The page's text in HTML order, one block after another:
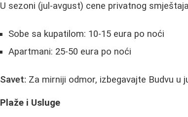
U sezoni (jul-avgust) cene privatnog
Sobe sa kupatilom: 10-15 eura po noći
Apartmani: 25-50 eura po noći
Savet: Za mirniji odmor, izbegavajte Budvu u
Plaže i Usluge